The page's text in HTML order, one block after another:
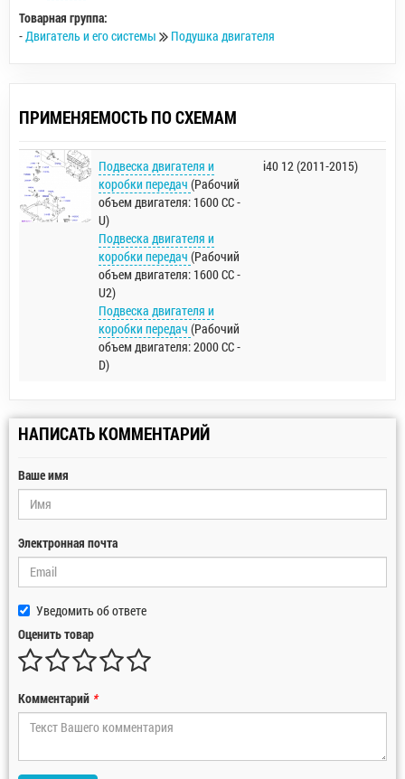
Товарная группа:
- Двигатель и его системы Подушка двигателя
ПРИМЕНЯЕМОСТЬ ПО СХЕМАМ
Подвеска двигателя и
коробки передач (Рабочий
объем двигателя: 1600 CC -
U)
Подвеска двигателя и
коробки передач (Рабочий
объем двигателя: 1600 CC -
U2)
Подвеска двигателя и
коробки передач (Рабочий
объем двигателя: 2000 CC -
D)
i40 12 (2011-2015)
НАПИСАТЬ КОММЕНТАРИЙ
Ваше имя
Электронная почта
Уведомить об ответе
Оценить товар
Комментарий *